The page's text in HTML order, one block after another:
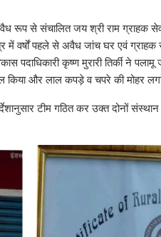
रूप से संचालित जय श्री राम ग्राहक
में वर्षों पहले से अवैध जांच घर एवं
पदाधिकारी कृष्ण मुरारी तिर्की ने
और लाल कपड़े व चपरे की मोहर
टीम गठित कर उक्त दोनों